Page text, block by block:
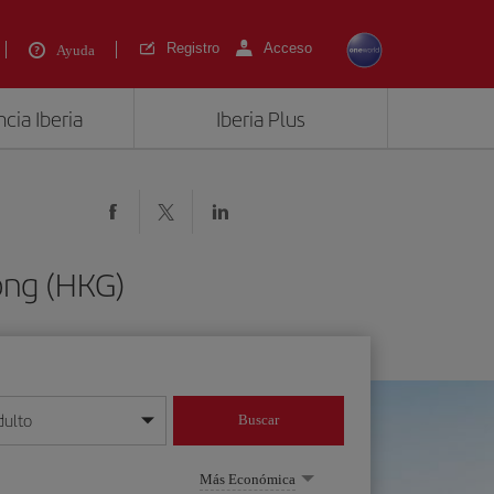
Ayuda Registro Acceso
Iberia Iberia Plus
(HKG)
mes/año
Buscar
Más Económica